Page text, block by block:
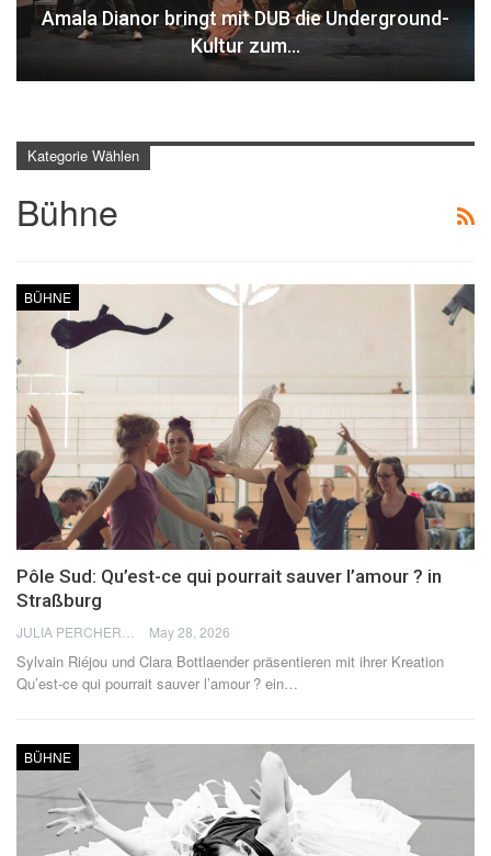
Amala Dianor bringt mit DUB die Underground-
Kultur zum…
Kategorie Wählen
Bühne
BÜHNE
Pôle Sud: Qu’est-ce qui pourrait sauver l’amour ? in
Straßburg
May 28, 2026
Sylvain Riéjou und Clara Bottlaender präsentieren mit ihrer Kreation
Qu’est-ce qui pourrait sauver l’amour ? ein…
BÜHNE